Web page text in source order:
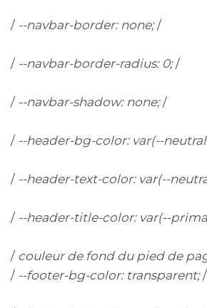
/ --navbar-border: none;/
/ --navbar-border-radius: 0;/
/ --navbar-shadow: none;/
/ --header-bg-color: var(--
/ --header-text-color: var(--
/ --header-title-color: var(--
/ couleur de fond du pied de
/ --footer-bg-color: transparent;/